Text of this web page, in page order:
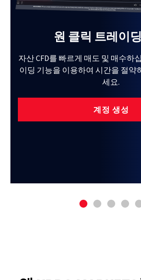
원 클릭 트레이
자산 CFD를 빠르게 매도 및 매수하
이딩 기능을 이용하여 시간을 절약
세요.
계정 생성